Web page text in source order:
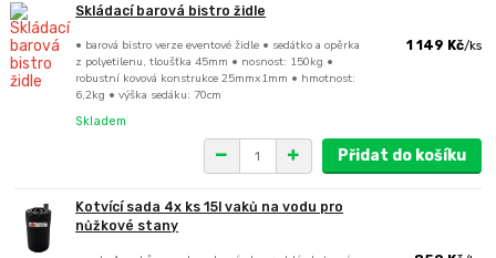
Skládací barová bistro židle
• barová bistro verze eventové židle • sedátko a opěrka
z polyetilenu, tloušťka 45mm • nosnost: 150kg •
robustní kovová konstrukce 25mmx1mm • hmotnost:
6,2kg • výška sedáku: 70cm
1 149 Kč/ks
Skladem
Přidat do košíku
Kotvící sada 4x ks 15l vaků na vodu pro
nůžkové stany